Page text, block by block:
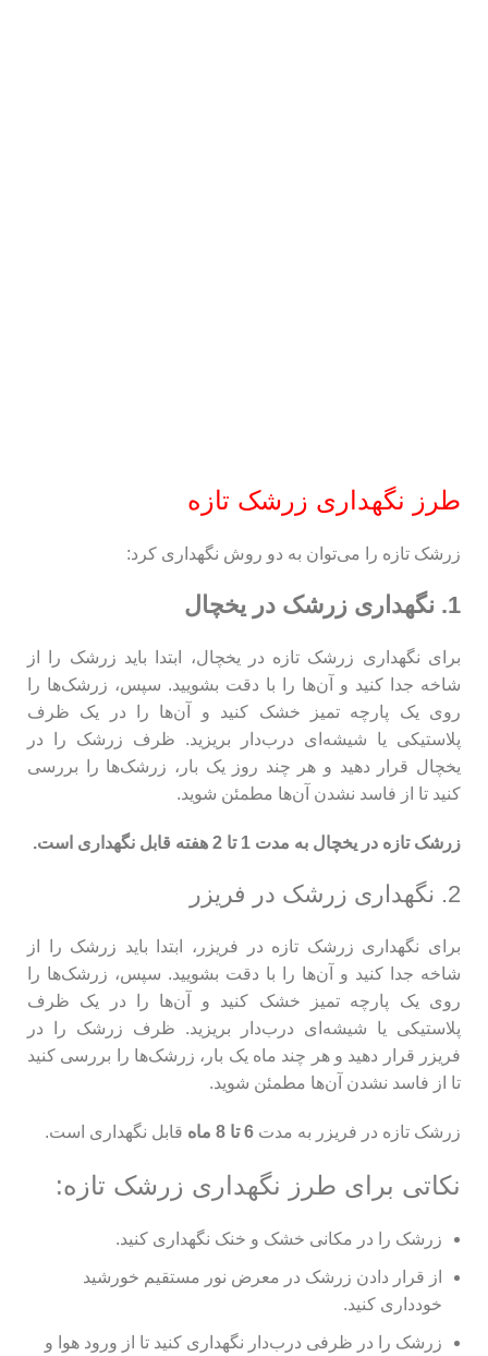
طرز نگهداری زرشک تازه
زرشک تازه را می‌توان به دو روش نگهداری کرد:
1. نگهداری زرشک در یخچال
برای نگهداری زرشک تازه در یخچال، ابتدا باید زرشک را از
شاخه جدا کنید و آن‌ها را با دقت بشویید. سپس، زرشک‌ها را
روی یک پارچه تمیز خشک کنید و آن‌ها را در یک ظرف
پلاستیکی یا شیشه‌ای درب‌دار بریزید. ظرف زرشک را در
یخچال قرار دهید و هر چند روز یک بار، زرشک‌ها را بررسی
کنید تا از فاسد نشدن آن‌ها مطمئن شوید.
زرشک تازه در یخچال به مدت 1 تا 2 هفته قابل نگهداری است.
2. نگهداری زرشک در فریزر
برای نگهداری زرشک تازه در فریزر، ابتدا باید زرشک را از
شاخه جدا کنید و آن‌ها را با دقت بشویید. سپس، زرشک‌ها را
روی یک پارچه تمیز خشک کنید و آن‌ها را در یک ظرف
پلاستیکی یا شیشه‌ای درب‌دار بریزید. ظرف زرشک را در
فریزر قرار دهید و هر چند ماه یک بار، زرشک‌ها را بررسی کنید
تا از فاسد نشدن آن‌ها مطمئن شوید.
زرشک تازه در فریزر به مدت 6 تا 8 ماه قابل نگهداری است.
نکاتی برای طرز نگهداری زرشک تازه:
زرشک را در مکانی خشک و خنک نگهداری کنید.
از قرار دادن زرشک در معرض نور مستقیم خورشید
خودداری کنید.
زرشک را در ظرفی درب‌دار نگهداری کنید تا از ورود هوا و